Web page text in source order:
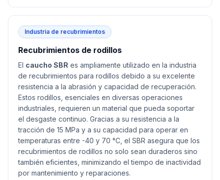
Industria de recubrimientos
Recubrimientos de rodillos
El caucho SBR es ampliamente utilizado en la industria
de recubrimientos para rodillos debido a su excelente
resistencia a la abrasión y capacidad de recuperación.
Estos rodillos, esenciales en diversas operaciones
industriales, requieren un material que pueda soportar
el desgaste continuo. Gracias a su resistencia a la
tracción de 15 MPa y a su capacidad para operar en
temperaturas entre -40 y 70 °C, el SBR asegura que los
recubrimientos de rodillos no solo sean duraderos sino
también eficientes, minimizando el tiempo de inactividad
por mantenimiento y reparaciones.